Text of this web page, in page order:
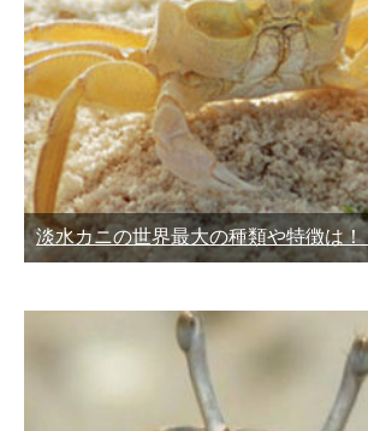
淡水カニの世界最大の種類や特徴は！